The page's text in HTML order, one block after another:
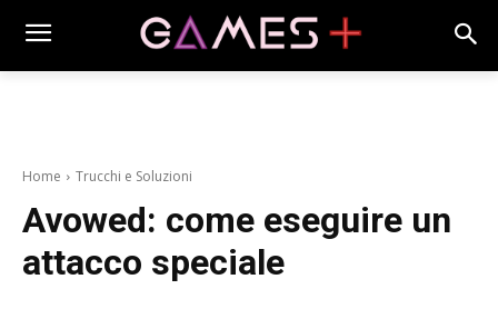
Home Trucchi e Soluzioni
Avowed: come eseguire un
attacco speciale